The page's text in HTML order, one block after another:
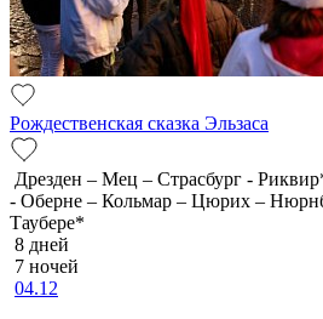
Рождественская сказка Эльзаса
Дрезден – Мец – Страсбург -
- Оберне – Кольмар – Цюрих –
Таубере*
8 дней
7 ночей
04.12